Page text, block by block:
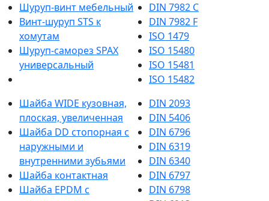
Шуруп-винт мебельный
Винт-шуруп STS к
хомутам
Шуруп-саморез SPAX
универсальный
DIN 7982 C
DIN 7982 F
ISO 1479
ISO 15480
ISO 15481
ISO 15482
Шайба WIDE кузовная,
плоская, увеличенная
Шайба DD стопорная с
наружными и
внутренними зубьями
Шайба контактная
Шайба EPDM с
DIN 2093
DIN 5406
DIN 6796
DIN 6319
DIN 6340
DIN 6797
DIN 6798